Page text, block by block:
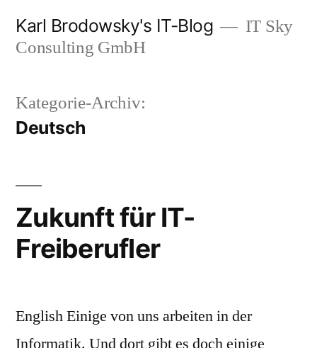
Inhalt
Karl Brodowsky's IT-Blog
IT Sky
Consulting GmbH
Kategorie-Archiv:
Deutsch
Zukunft für IT-
Freiberufler
English Einige von uns arbeiten in der
Informatik. Und dort gibt es doch einige